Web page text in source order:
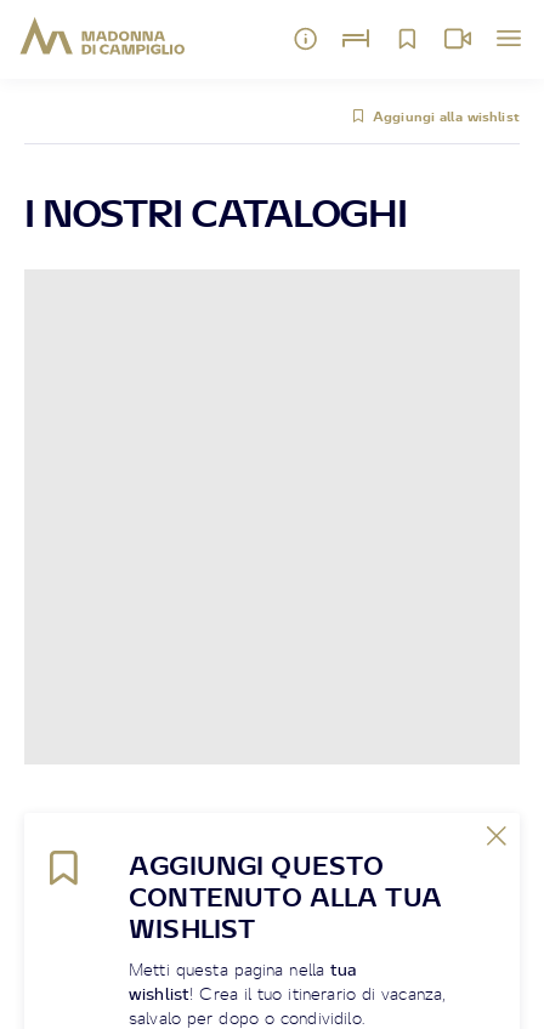
Aggiungi alla wishlist
I NOSTRI CATALOGHI
AGGIUNGI QUESTO
CONTENUTO ALLA TUA
WISHLIST
Metti questa pagina nellatua
wishlist! Crea il tuo itinerario di vacanza,
salvalo per dopo o condividilo.